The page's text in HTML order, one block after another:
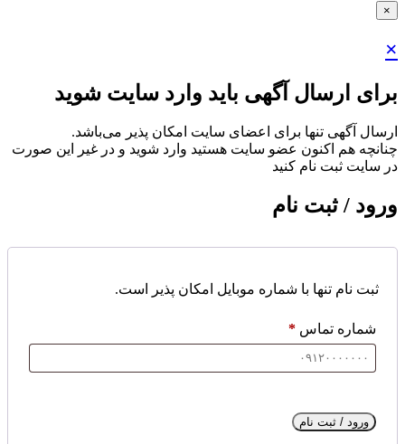
×
×
برای ارسال آگهی باید وارد سایت شوید
ارسال آگهی تنها برای اعضای سایت امکان پذیر می‌باشد.
چنانچه هم‌ اکنون عضو سایت هستید وارد شوید و در غیر این صورت
در سایت ثبت نام کنید
ورود / ثبت نام
ثبت نام تنها با شماره موبایل امکان پذیر است.
شماره تماس *
ورود / ثبت نام